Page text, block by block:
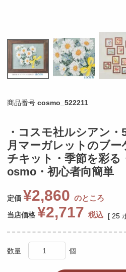
商品番号 cosmo_522211
・コスモ社ルシアン・
月マーガレットのブ
チキット・季節を彩る
osmo・初心者向簡単
定価 ¥2,860 のところ
当店価格 ¥2,717 税込 [ 25